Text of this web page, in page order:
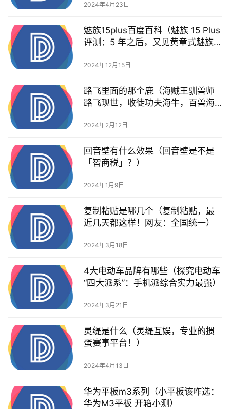
2024年4月23日
魅族15plus百度百科（魅族 15 Plus
评测：5 年之后，又见黄章式魅族旗
2024年12月15日
路飞里面的那个鹿（海贼王驯兽师
路飞现世，收徒功夫海牛，百兽海
2024年2月12日
回音壁有什么效果（回音壁是不是
「智商税」？）
2024年1月9日
复制粘贴是哪几个（复制粘贴，最
近几天都这样！网友：全国统一）
2024年3月18日
4大电动车品牌有哪些（探究电动车
“四大派系”：手机派综合实力最强）
2024年3月21日
灵缇是什么（灵缇互娱，专业的掼
蛋赛事平台！）
2024年4月13日
华为平板m3系列（小平板该咋选：
华为M3平板 开箱小测）